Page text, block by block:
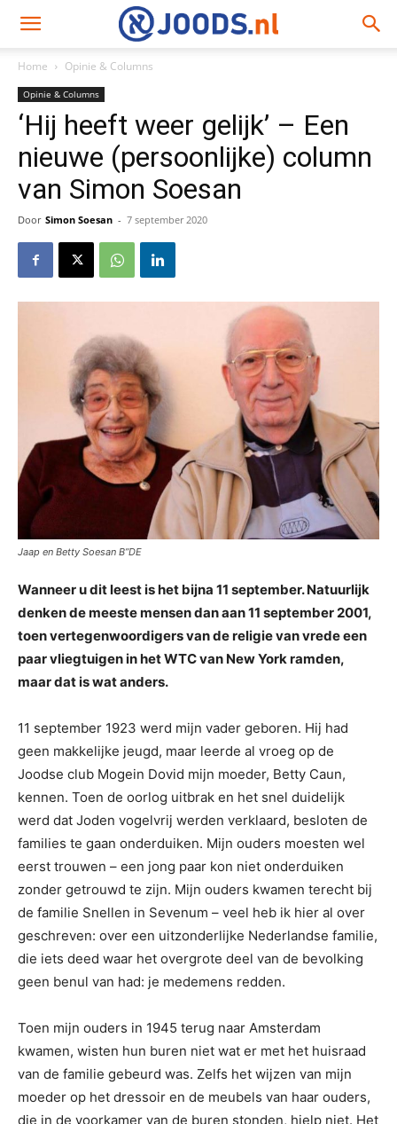
Home Opinie & Columns
Opinie & Columns
‘Hij heeft weer gelijk’ – Een
nieuwe (persoonlijke) column
van Simon Soesan
Door Simon Soesan - 7 september 2020
Jaap en Betty Soesan B”DE
Wanneer u dit leest is het bijna 11 september. Natuurlijk
denken de meeste mensen dan aan 11 september 2001,
toen vertegenwoordigers van de religie van vrede een
paar vliegtuigen in het WTC van New York ramden,
maar dat is wat anders.
11 september 1923 werd mijn vader geboren. Hij had
geen makkelijke jeugd, maar leerde al vroeg op de
Joodse club Mogein Dovid mijn moeder, Betty Caun,
kennen. Toen de oorlog uitbrak en het snel duidelijk
werd dat Joden vogelvrij werden verklaard, besloten de
families te gaan onderduiken. Mijn ouders moesten wel
eerst trouwen – een jong paar kon niet onderduiken
zonder getrouwd te zijn. Mijn ouders kwamen terecht bij
de familie Snellen in Sevenum – veel heb ik hier al over
geschreven: over een uitzonderlijke Nederlandse familie,
die iets deed waar het overgrote deel van de bevolking
geen benul van had: je medemens redden.
Toen mijn ouders in 1945 terug naar Amsterdam
kwamen, wisten hun buren niet wat er met het huisraad
van de familie gebeurd was. Zelfs het wijzen van mijn
moeder op het dressoir en de meubels van haar ouders,
die in de voorkamer van de buren stonden, hielp niet. Het